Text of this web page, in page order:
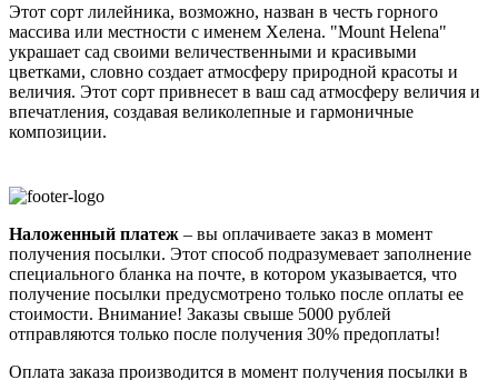
Этот сорт лилейника, возможно, назван в честь горного
массива или местности с именем Хелена. "Mount Helena"
украшает сад своими величественными и красивыми
цветками, словно создает атмосферу природной красоты и
величия. Этот сорт привнесет в ваш сад атмосферу величия и
впечатления, создавая великолепные и гармоничные
композиции.
Наложенный платеж – вы оплачиваете заказ в момент
получения посылки. Этот способ подразумевает заполнение
специального бланка на почте, в котором указывается, что
получение посылки предусмотрено только после оплаты ее
стоимости. Внимание! Заказы свыше 5000 рублей
отправляются только после получения 30% предоплаты!
Оплата заказа производится в момент получения посылки в